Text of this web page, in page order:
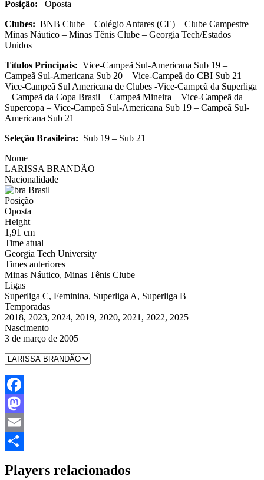
Posição: Oposta
Clubes: BNB Clube – Colégio Antares (CE) – Clube Campestre –
Minas Náutico – Minas Tênis Clube – Georgia Tech/Estados
Unidos
Títulos Principais: Vice-Campeã Sul-Americana Sub 19 –
Campeã Sul-Americana Sub 20 – Vice-Campeã do CBI Sub 21 –
Vice-Campeã Sul Americana de Clubes -Vice-Campeã da Superliga
– Campeã da Copa Brasil – Campeã Mineira – Vice-Campeã da
Supercopa – Vice-Campeã Sul-Americana Sub 19 – Campeã Sul-
Americana Sub 21
Seleção Brasileira: Sub 19 – Sub 21
Nome
LARISSA BRANDÃO
Nacionalidade
Brasil
Posição
Oposta
Height
1,91 cm
Time atual
Georgia Tech University
Times anteriores
Minas Náutico, Minas Tênis Clube
Ligas
Superliga C, Feminina, Superliga A, Superliga B
Temporadas
2018, 2023, 2024, 2019, 2020, 2021, 2022, 2025
Nascimento
3 de março de 2005
Facebook
Mastodon
Email
Players relacionados